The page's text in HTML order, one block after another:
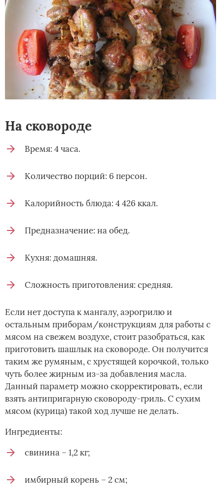
На сковороде
Время: 4 часа.
Количество порций: 6 персон.
Калорийность блюда: 4 426 ккал.
Предназначение: на обед.
Кухня: домашняя.
Сложность приготовления: средняя.
Если нет доступа к мангалу, аэрогрилю и
остальным приборам/конструкциям для работы с
мясом на свежем воздухе, стоит разобраться, как
приготовить шашлык на сковороде. Он получится
таким же румяным, с хрустящей корочкой, только
чуть более жирным из-за добавления масла.
Данный параметр можно скорректировать, если
взять антипригарную сковороду-гриль. С сухим
мясом (курица) такой ход лучше не делать.
Ингредиенты:
свинина – 1,2 кг;
имбирный корень – 2 см;